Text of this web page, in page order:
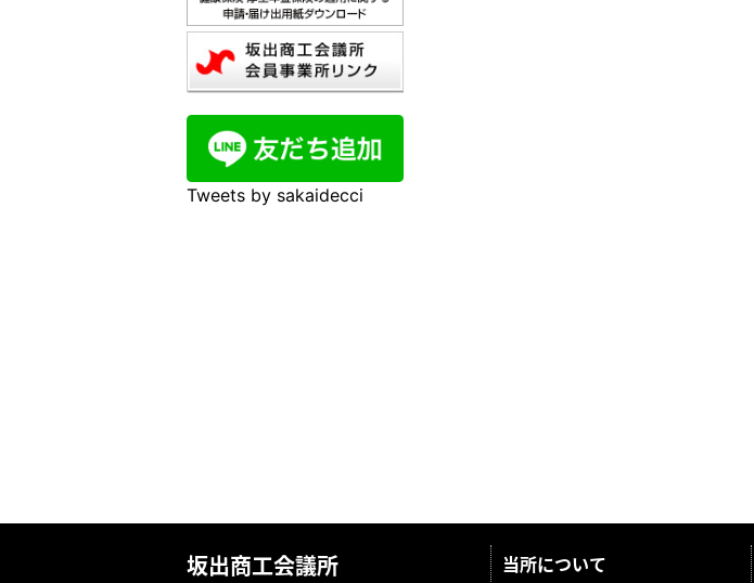
Tweets by sakaidecci
坂出商工会議所 当所について